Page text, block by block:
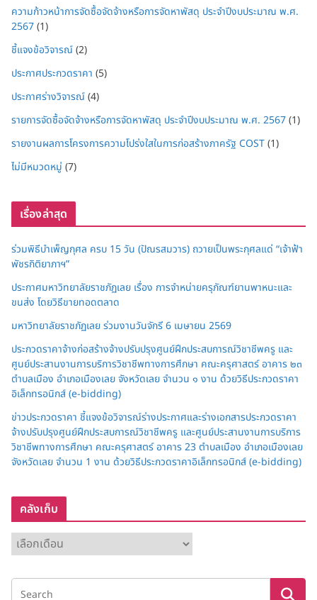
ความก้าวหน้าการจัดซื้อจัดจ้างหรือการจัดหาพัสดุ ประจำปีงบประมาณ พ.ศ.
2567(1)
ชี้แจงข้อวิจารณ์(2)
ประกาศประกวดราคา (5)
ประกาศร่างวิจารณ์(4)
รายการจัดซื้อจัดจ้างหรือการจัดหาพัสดุ ประจำปีงบประมาณ พ.ศ. 2567(1)
รายงานผลการโครงการความโปร่งใสในการก่อสร้างภาครัฐ COST(1)
ไม่มีหมวดหมู่ (7)
เรื่องล่าสุด
ร่วมพิธีบำเพ็ญกุศล ครบ 15 วัน (ปัณรสมวาร) ถวายเป็นพระกุศลแด่ “เจ้าฟ้า
พัชรกิติยาภาฯ”
ประกาศมหาวิทยาลัยราชภัฏเลย เรื่อง การจำหน่ายครุภัณฑ์ยานพาหนะและ
ขนส่ง โดยวิธีขายทอดตลาด
มหาวิทยาลัยราชภัฏเลย ร่วมงานวันจักรี 6 เมษายน 2569
ประกวดราคาจ้างก่อสร้างจ้างปรับปรุงศูนย์ฝึกประสบการณ์วิชาชีพครู และ
ศูนย์ประสานงานการบริการวิชาชีพทางการศึกษา คณะครุศาสตร์ อาคาร ๒๓
ตำบลเมือง อำเภอเมืองเลย จังหวัดเลย จำนวน ๑ งาน ด้วยวิธีประกวดราคา
อิเล็กทรอนิกส์ (e-bidding)
ข่าวประกวดราคา ชี้แจงข้อวิจารณ์ร่างประกาศและร่างเอกสารประกวดราคา
จ้างปรับปรุงศูนย์ฝึกประสบการณ์วิชาชีพครู และศูนย์ประสานงานการบริการ
วิชาชีพทางการศึกษา คณะครุศาสตร์ อาคาร 23 ตำบลเมือง อำเภอเมืองเลย
จังหวัดเลย จำนวน 1 งาน ด้วยวิธีประกวดราคาอิเล็กทรอนิกส์ (e-bidding)
คลังเก็บ
ลั
ง